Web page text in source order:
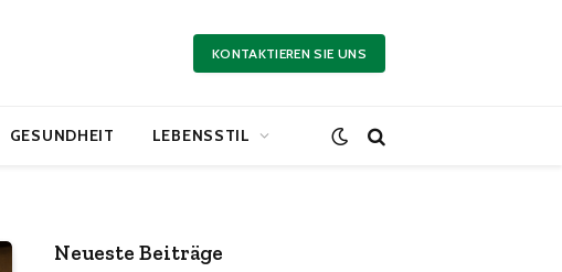
KONTAKTIEREN SIE UNS
GESUNDHEIT LEBENSSTIL
Neueste Beiträge